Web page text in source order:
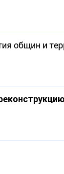
общин и